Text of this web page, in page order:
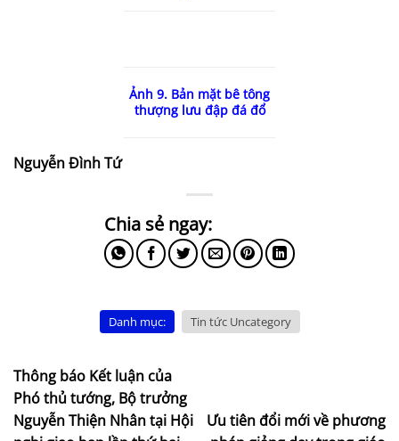
Ảnh 9. Bản mặt bê tông
thượng lưu đập đá đổ
Nguyễn Đình Tứ
Danh mục: Tin tức Uncategory
Thông báo Kết luận của
Phó thủ tướng, Bộ trưởng
Nguyễn Thiện Nhân tại Hội
Ưu tiên đổi mới về phương